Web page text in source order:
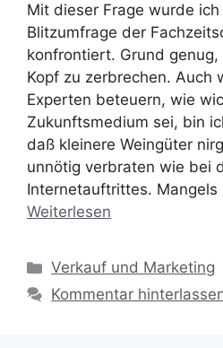
Mit dieser Frage wurde
Blitzumfrage der
konfrontiert. Grund
Kopf zu zerbrechen. Auch
Experten beteuern, wie
Zukunftsmedium sei, bin
daß kleinere Weingüter
unnötig verbraten wie bei
Internetauftrittes.
Weiterlesen
Kategorien
Verkauf und Marketing
Kommentar